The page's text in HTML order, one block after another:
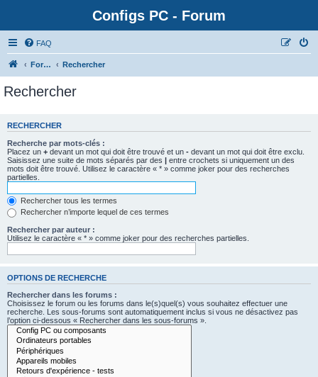
Configs PC - Forum
FAQ
Forum Rechercher
Rechercher
RECHERCHER
Recherche par mots-clés :
Placez un + devant un mot qui doit être trouvé et un - devant un mot qui doit être exclu.
Saisissez une suite de mots séparés par des | entre crochets si uniquement un des
mots doit être trouvé. Utilisez le caractère « * » comme joker pour des recherches
partielles.
Rechercher tous les termes
Rechercher n’importe lequel de ces termes
Rechercher par auteur :
Utilisez le caractère « * » comme joker pour des recherches partielles.
OPTIONS DE RECHERCHE
Rechercher dans les forums :
Choisissez le forum ou les forums dans le(s)quel(s) vous souhaitez effectuer une
recherche. Les sous-forums sont automatiquement inclus si vous ne désactivez pas
l’option ci-dessous « Rechercher dans les sous-forums ».